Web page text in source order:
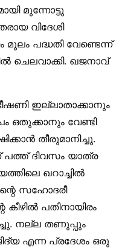
മുന്നോട്ടു
വിദേശി
പദ്ധതി വേണ്ടെന്ന്
ചെലവാക്കി. ഖജനാവ്
ഇല്ലാതാക്കാനും
ഒതുക്കാനും വേണ്ടി
തീരുമാനിച്ചു.
പത്ത് ദിവസം യാത്ര
ഖറാച്ചില്‍
സഹോദരീ
പതിനായിരം
നല്ല തണുപ്പും
എന്ന പ്രദേശം ഒരു